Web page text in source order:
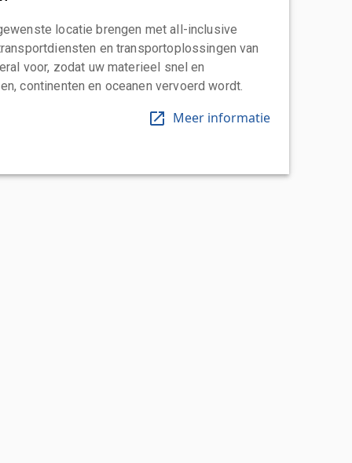
locatie brengen met all-inclusive
en transportoplossingen van
voor, zodat uw materieel snel en
continenten en oceanen vervoerd wordt.
Meer informatie